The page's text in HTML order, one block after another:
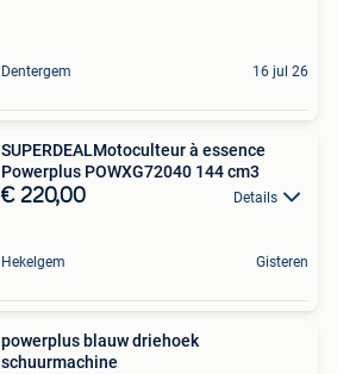
Dentergem 16 jul 26
SUPERDEALMotoculteur à essence
Powerplus POWXG72040 144 cm3
€ 220,00 Details
Hekelgem Gisteren
powerplus blauw driehoek
schuurmachine